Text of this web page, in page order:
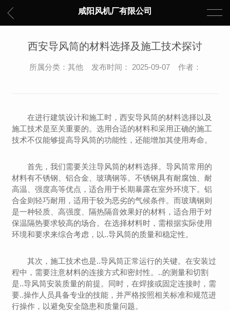
咸阳风机厂有限公司
西安导风筒的材料选择及施工技术探讨
所属分类：其他 发布时间： 2025-09-07 作者：
在进行建筑设计和施工时，西安导风筒的材料选择以及
施工技术是至关重要的。选用合适的材料和采用正确的施工
技术不仅能够提高导风筒的功能性，还能增加其使用寿命。
首先，我们需要关注导风筒的材料选择。导风筒常用的
材料有不锈钢、铝合金、玻璃钢等。不锈钢具有耐腐蚀、耐
高温、强度高等优点，适合用于长期暴露在室外环境下。铝
合金则轻巧耐用，适用于较为恶劣的气候条件。而玻璃钢则
是一种轻质、高强度、隔热隔音效果好的材料，适合用于对
保温隔热要求较高的场合。在选择材料时，需根据实际使用
环境和要求来综合考虑，以..导风筒的质量和稳定性。
其次，施工技术也是..导风筒正常运行的关键。在安装过
程中，需要注意材料的连接方式和密封性。..的测量和切割
是..导风筒安装质量的前提。同时，在焊接或固定连接时，需
要..操作人员具备专业的技能，并严格按照相关标准和规范进
行操作，以避免安全隐患和质量问题。